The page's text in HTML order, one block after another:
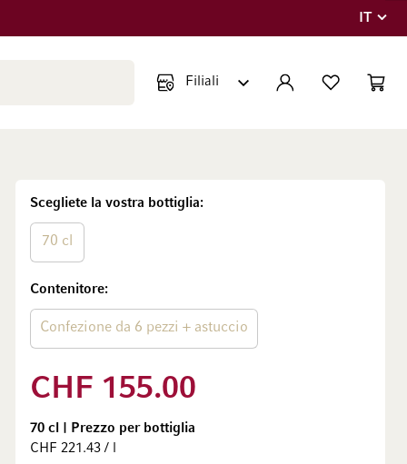
Lingua
IT
ACCOUNT LISTA DEI CART
Scegliete la vostra bottiglia
70 cl
Contenitore
Confezione da 6 pezzi + astuccio
CHF 155.00
70 cl
Prezzo per bottiglia
CHF 221.43 / l